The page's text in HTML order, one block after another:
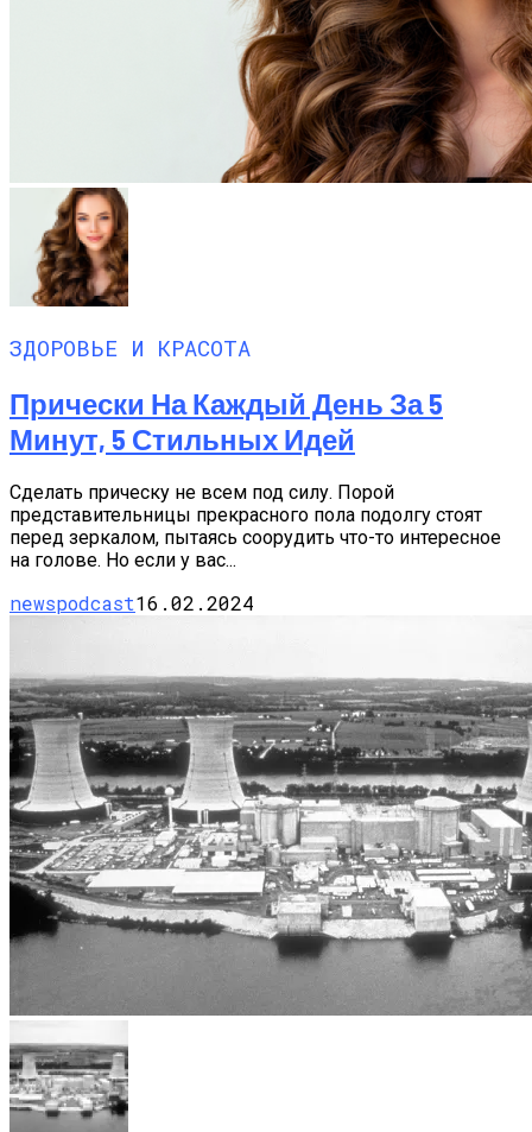
ЗДОРОВЬЕ И КРАСОТА
Прически На Каждый День За 5
Минут, 5 Стильных Идей
Сделать прическу не всем под силу. Порой
представительницы прекрасного пола подолгу стоят
перед зеркалом, пытаясь соорудить что-то интересное
на голове. Но если у вас...
newspodcast16.02.2024